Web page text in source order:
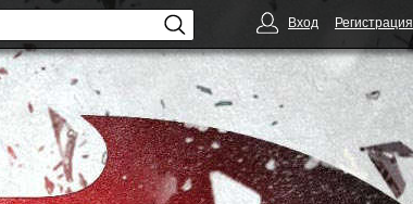
Вход Регистрация